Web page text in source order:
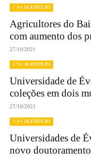
// S+ ALENTEJO
Agricultores do
com aumento dos
27/10/2021
// S+ ALENTEJO
Universidade de
coleções em dois
27/10/2021
// S+ ALENTEJO
Universidades de
novo